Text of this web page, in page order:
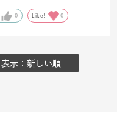
0 Like! 0
表示：新しい順